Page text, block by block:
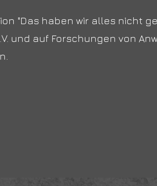
"Das haben wir alles nicht
und auf Forschungen von